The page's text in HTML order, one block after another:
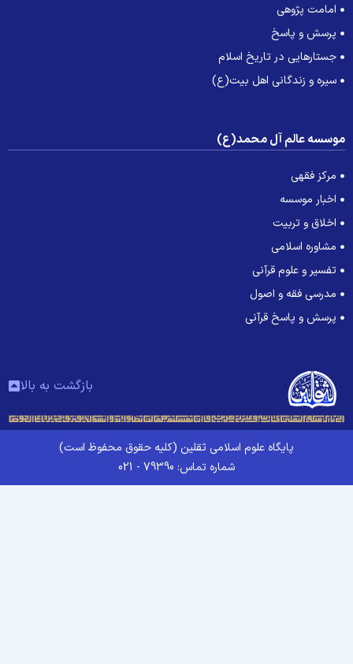
امامت پژوهی
پرسش و پاسخ
جستارهایی در تاریخ اسلام
سیره و زندگانی اهل بیت(ع)
عالم آل محمد(ع)
مرکز فقهی
اخبار موسسه
اخلاق و تربیت
مشاوره اسلامی
تفسیر و علوم قرآنی
مدرسی فقه و اصول
پرسش و پاسخ قرآنی
بازگشت به بالا
پایگاه علوم اسلامی ثقلین (کلیه حقوق محفوظ است)
شماره تماس: 79390 - 021